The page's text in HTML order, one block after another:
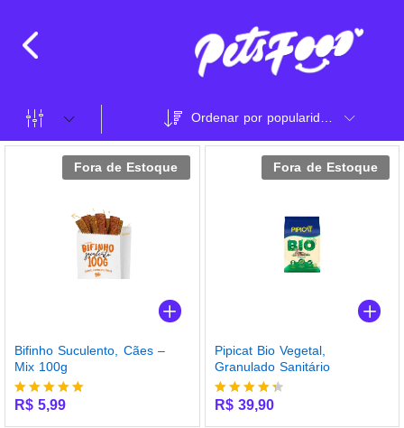
Fora de Estoque
Bifinho Suculento, Cães –
Mix 100g
Avaliação
R$ 5,99
Fora de Estoque
Pipicat Bio Vegetal,
Granulado Sanitário
Avaliação
R$39,90